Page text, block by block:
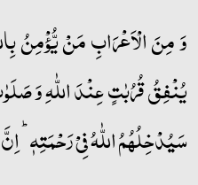
وَ مِنَ الۡاَعۡرَابِ مَنۡ یُّؤۡمِنُ
یُنۡفِقُ قُرُبٰتٍ عِنۡدَ اللّٰہِ وَ
سَیُدۡخِلُہُمُ اللّٰہُ فِیۡ رَحۡمَتِہٖ ؕ اِنَّ